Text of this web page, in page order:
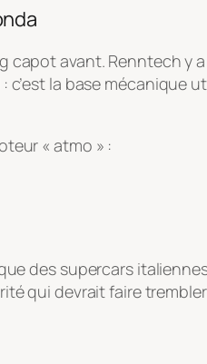
capot avant. Renntech y
c’est la base
« atmo » :
des supercars
qui devrait faire